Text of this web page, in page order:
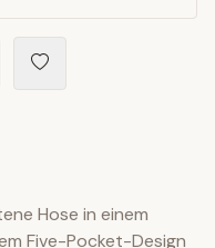
Hose in einem
Five-Pocket-Design